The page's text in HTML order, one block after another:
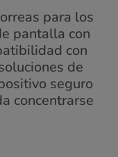
para los
pantalla con
con
de
seguro
concentrarse